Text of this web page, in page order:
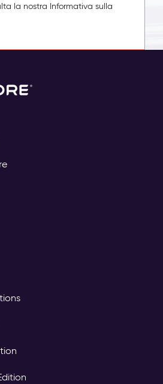
la nostra Informativa sulla